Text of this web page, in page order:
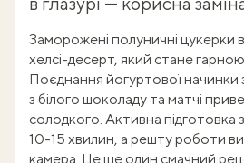
Заморожені полуничні цукерки
хелсі-десерт, який стане
Поєднання йогуртової начинки
з білого шоколаду та матчі
солодкого. Активна підготовка
10-15 хвилин, а решту роботи
камера. Це ще один смачний